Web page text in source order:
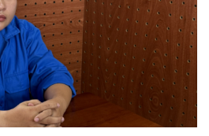
Giải trí
Nghệ sĩ
Thời trang
Sao Việt